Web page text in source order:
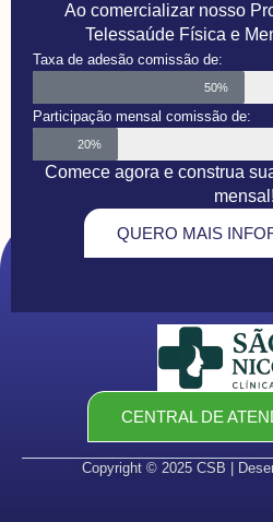
Ao comercializar nosso
Telessaúde Física e
Taxa de adesão comissão de:
50%
Participação mensal comissão de:
20%
Comece agora e construa
mensal!
QUERO MAIS
CENTRAL DE
Copyright © 2025 CSB |